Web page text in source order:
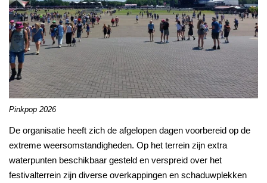
Pinkpop 2026
De organisatie heeft zich de afgelopen dagen voorbereid op de
extreme weersomstandigheden. Op het terrein zijn extra
waterpunten beschikbaar gesteld en verspreid over het
festivalterrein zijn diverse overkappingen en schaduwplekken